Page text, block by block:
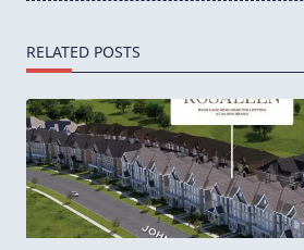
RELATED POSTS